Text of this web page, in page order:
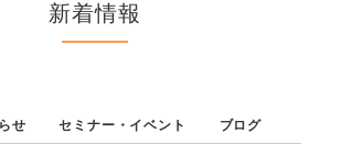
新着情報
せ セミナー・イベント ブログ